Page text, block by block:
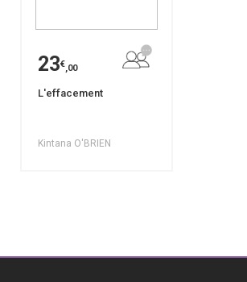
23€,00
L'effacement
Kintana O'BRIEN